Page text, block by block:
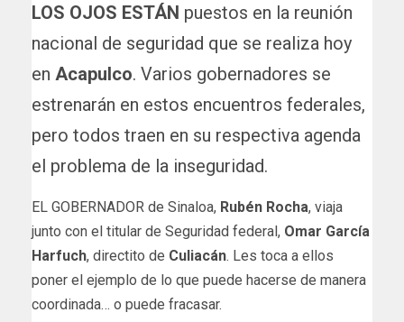
LOS OJOS ESTÁN puestos en la reunión
nacional de seguridad que se realiza hoy
en Acapulco. Varios gobernadores se
estrenarán en estos encuentros federales,
pero todos traen en su respectiva agenda
el problema de la inseguridad.
EL GOBERNADOR de Sinaloa, Rubén Rocha, viaja
junto con el titular de Seguridad federal, Omar García
Harfuch, directito de Culiacán. Les toca a ellos
poner el ejemplo de lo que puede hacerse de manera
coordinada… o puede fracasar.